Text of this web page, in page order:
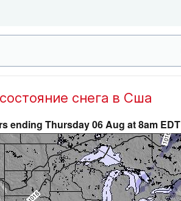
снега в Сша
ending Thursday 06 Aug at 8am EDT